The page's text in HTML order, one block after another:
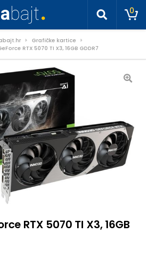
0
Grafičke kartice
RTX 5070 TI X3, 16GB GDDR7
RTX 5070 TI X3, 16GB